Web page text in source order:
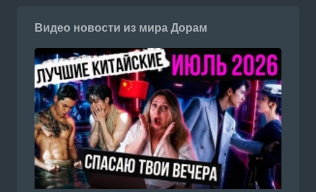
Видео новости из мира Дорам